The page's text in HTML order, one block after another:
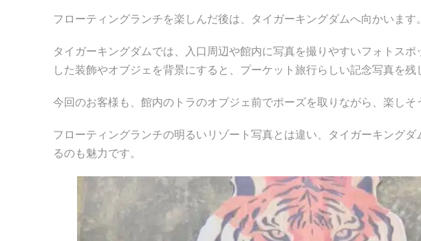
フローティングランチを楽しんだ後は、タイガーキングダムへ向かいます。
タイガーキングダムでは、入口周辺や館内に写真を撮りやすいフォトス
した装飾やオブジェを背景にすると、プーケット旅行らしい記念写真を残
今回のお客様も、館内のトラのオブジェ前でポーズを取りながら、楽しそ
フローティングランチの明るいリゾート写真とは違い、タイガーキング
るのも魅力です。